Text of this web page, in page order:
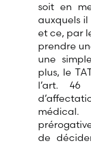
soit en
auxquels
et ce, par
prendre
une
plus, le
l’art. 46
médical.
de